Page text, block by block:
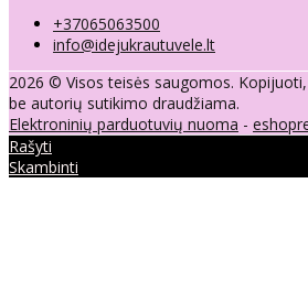
+37065063500
info@idejukrautuvele.lt
2026 © Visos teisės saugomos.
be autorių sutikimo draudžiama.
Elektroninių parduotuvių nuoma -
Rašyti
Skambinti